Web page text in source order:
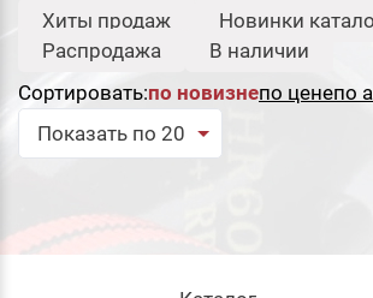
Бренд:
Свернуть
Hearty Rise
Сбросить
Хиты продаж
Новинки
Распродажа
В наличии
Сортировать:по новизнепо ценепо
Показать по 20